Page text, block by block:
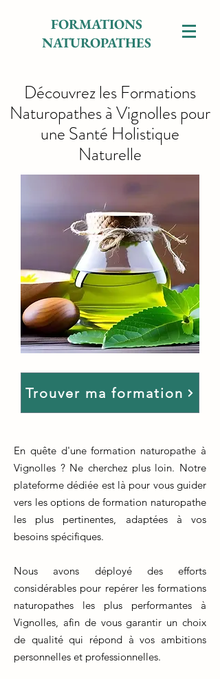
FORMATIONS
NATUROPATHES
Découvrez les Formations
Naturopathes à Vignolles pour
une Santé Holistique
Naturelle
Trouver ma formation
En quête d'une formation naturopathe à
Vignolles ? Ne cherchez plus loin. Notre
plateforme dédiée est là pour vous guider
vers les options de formation naturopathe
les plus pertinentes, adaptées à vos
besoins spécifiques.
Nous avons déployé des efforts
considérables pour repérer les formations
naturopathes les plus performantes à
Vignolles, afin de vous garantir un choix
de qualité qui répond à vos ambitions
personnelles et professionnelles.